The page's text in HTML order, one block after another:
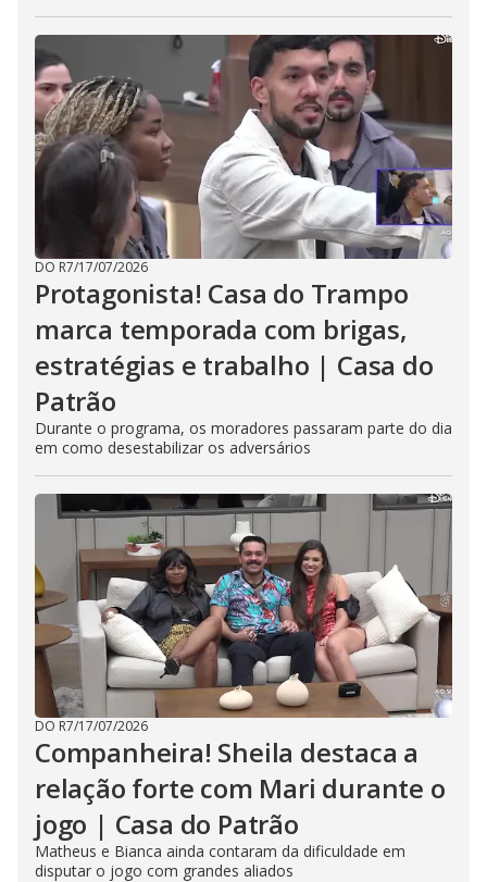
DO R7/17/07/2026
Protagonista! Casa do Trampo
marca temporada com brigas,
estratégias e trabalho | Casa do
Patrão
Durante o programa, os moradores passaram parte do dia
em como desestabilizar os adversários
DO R7/17/07/2026
Companheira! Sheila destaca a
relação forte com Mari durante o
jogo | Casa do Patrão
Matheus e Bianca ainda contaram da dificuldade em
disputar o jogo com grandes aliados